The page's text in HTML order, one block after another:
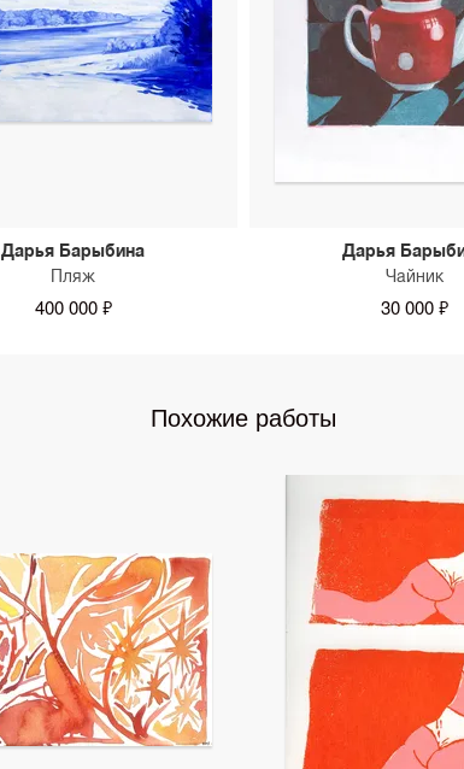
Дарья Барыбина
Пляж
400 000 ₽
Дарья
Чайник
30 000 ₽
Похожие работы